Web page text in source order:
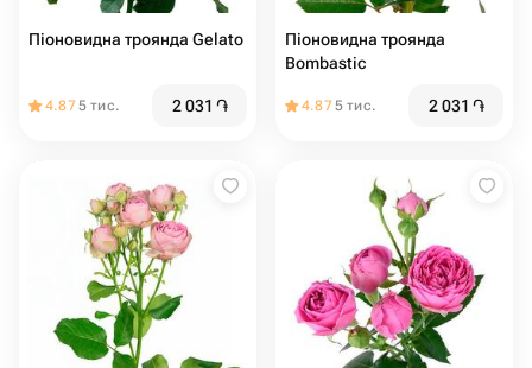
Піоновидна троянда Gelato
4.875 тис. 2 031 ֏
Піоновидна троянда
Bombastic
4.875 тис. 2 031 ֏